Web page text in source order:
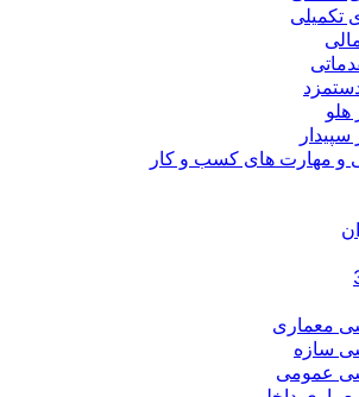
تکمیلی
هلو
سپیدار
و مهارت های کسب و کار
معماری
سازه
عمومی